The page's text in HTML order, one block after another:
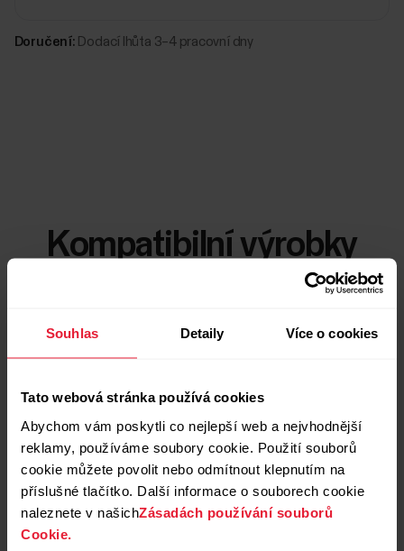
Souhlas Detaily Více o cookies
Tato webová stránka používá cookies
Abychom vám poskytli co nejlepší web a nejvhodnější
reklamy, používáme soubory cookie. Použití souborů
cookie můžete povolit nebo odmítnout klepnutím na
příslušné tlačítko. Další informace o souborech cookie
naleznete v našichZásadách používání souborů
Cookie.
Doručení: Dodací lhůta 3–4 pracovní dny
Kompatibilní výrobky